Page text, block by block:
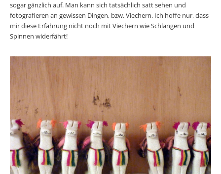
sogar gänzlich auf. Man kann sich tatsächlich satt sehen und
fotografieren an gewissen Dingen, bzw. Viechern. Ich hoffe nur, dass
mir diese Erfahrung nicht noch mit Viechern wie Schlangen und
Spinnen widerfährt!